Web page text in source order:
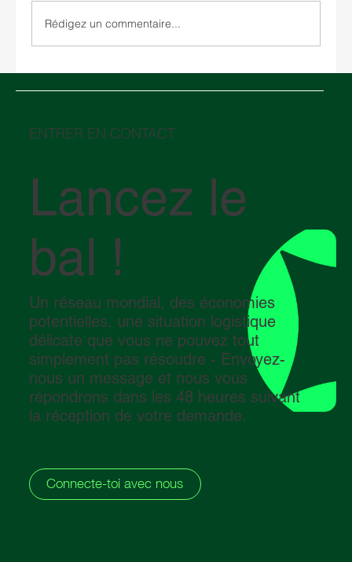
Rédigez un commentaire...
ENTRER EN CONTACT
Lancez le
bal !
Un réseau mondial, des économies
potentielles, une situation logistique
délicate que vous ne pouvez tout
simplement pas résoudre - Envoyez-
nous un message et nous vous
répondrons dans les 48 heures suivant
la réception de votre demande.
Connecte-toi avec nous